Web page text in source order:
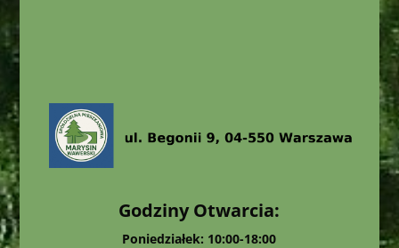
Godziny Otwarcia:
Poniedziałek: 10:00-18:00